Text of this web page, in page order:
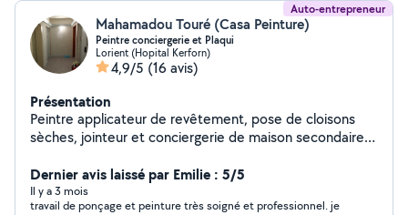
Auto-entrepreneur
Mahamadou Touré (Casa Peinture)
Peintre conciergerie et Plaqui
Lorient (Hopital Kerforn)
4,9/5 (16 avis)
Présentation
Peintre applicateur de revêtement, pose de cloisons
sèches, jointeur et conciergerie de maison secondaire,
Dernier avis laissé par Emilie : 5/5
Il y a 3 mois
travail de ponçage et peinture très soigné et professionnel. je